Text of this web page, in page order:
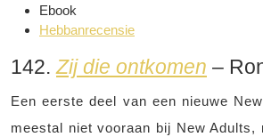
Ebook
Hebbanrecensie
142. Zij die ontkomen –
Een eerste deel van een nieuwe
meestal niet vooraan bij New Adults,